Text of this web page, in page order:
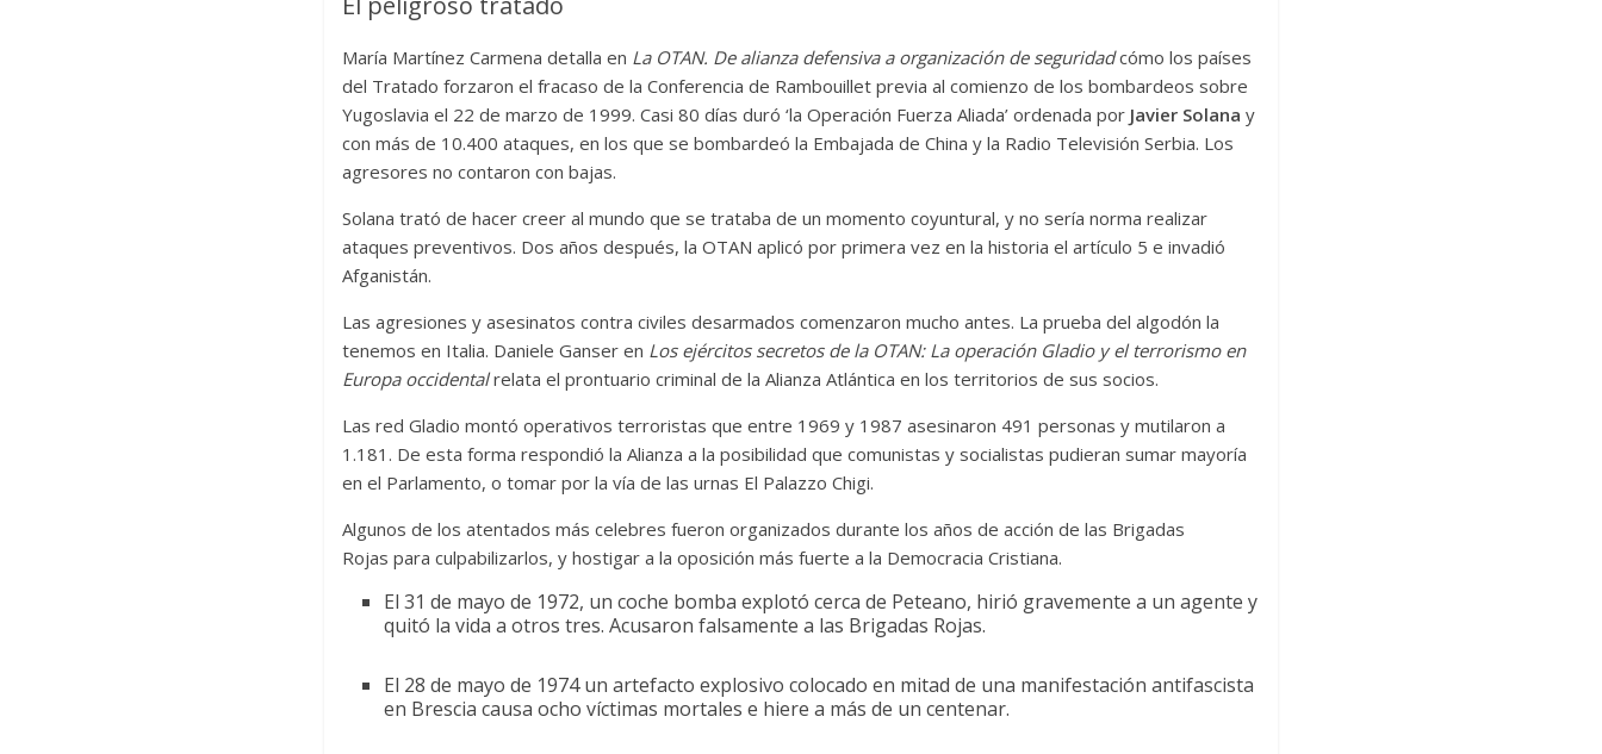
María Martínez Carmena detalla en La OTAN. De alianza defensiva a organización de seguridadcómo los países
del Tratado forzaron el fracaso de la Conferencia de Rambouillet previa al comienzo de los bombardeos sobre
Yugoslavia el 22 de marzo de 1999. Casi 80 días duró ‘la Operación Fuerza Aliada’ ordenada por Javier Solana y
con más de 10.400 ataques, en los que se bombardeó la Embajada de China y la Radio Televisión Serbia. Los
agresores no contaron con bajas.
Solana trató de hacer creer al mundo que se trataba de un momento coyuntural, y no sería norma realizar
ataques preventivos. Dos años después, la OTAN aplicó por primera vez en la historia el artículo 5 e invadió
Afganistán.
Las agresiones y asesinatos contra civiles desarmados comenzaron mucho antes. La prueba del algodón la
tenemos en Italia. Daniele Ganser en Los ejércitos secretos de la OTAN: La operación Gladio y el terrorismo en
Europa occidentalrelata el prontuario criminal de la Alianza Atlántica en los territorios de sus socios.
Las red Gladio montó operativos terroristas que entre 1969 y 1987 asesinaron 491 personas y mutilaron a
1.181. De esta forma respondió la Alianza a la posibilidad que comunistas y socialistas pudieran sumar mayoría
en el Parlamento, o tomar por la vía de las urnas El Palazzo Chigi.
Algunos de los atentados más celebres fueron organizados durante los años de acción de las Brigadas
Rojas para culpabilizarlos, y hostigar a la oposición más fuerte a la Democracia Cristiana.
El 31 de mayo de 1972, un coche bomba explotó cerca de Peteano, hirió gravemente a un agente y
quitó la vida a otros tres. Acusaron falsamente a las Brigadas Rojas.
El 28 de mayo de 1974 un artefacto explosivo colocado en mitad de una manifestación antifascista
en Brescia causa ocho víctimas mortales e hiere a más de un centenar.